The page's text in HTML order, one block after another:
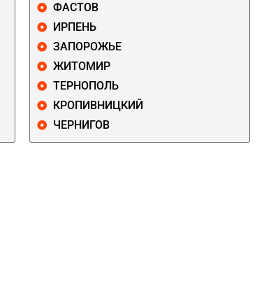
ФАСТОВ
ИРПЕНЬ
ЗАПОРОЖЬЕ
ЖИТОМИР
ТЕРНОПОЛЬ
КРОПИВНИЦКИЙ
ЧЕРНИГОВ